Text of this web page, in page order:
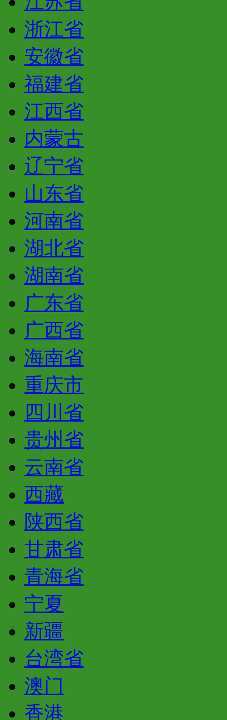
浙江省
安徽省
福建省
江西省
内蒙古
辽宁省
山东省
河南省
湖北省
湖南省
广东省
广西省
海南省
重庆市
四川省
贵州省
云南省
西藏
陕西省
甘肃省
青海省
宁夏
新疆
台湾省
澳门
香港